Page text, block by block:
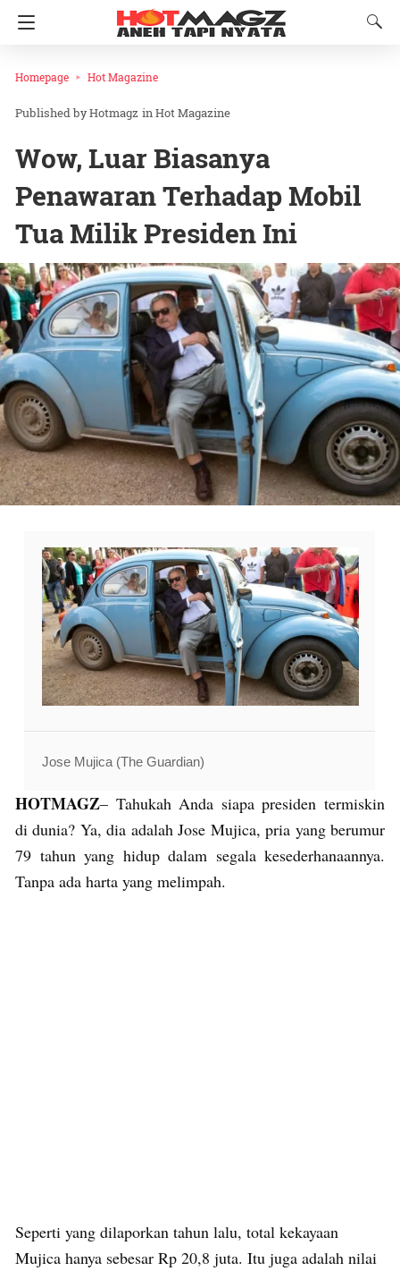
Homepage Hot Magazine
Hotmagz inHot Magazine
Wow, Luar Biasanya
Penawaran Terhadap Mobil
Tua Milik Presiden Ini
Jose Mujica (The Guardian)
HOTMAGZ– Tahukah Anda siapa presiden termiskin
di dunia? Ya, dia adalah Jose Mujica, pria yang berumur
79 tahun yang hidup dalam segala kesederhanaannya.
Tanpa ada harta yang melimpah.
Seperti yang dilaporkan tahun lalu, total kekayaan
Mujica hanya sebesar Rp 20,8 juta. Itu juga adalah nilai